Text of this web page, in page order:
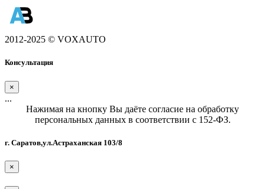
2012-2025 © VOXAUTO
Консультация
×
...
Нажимая на кнопку Вы даёте согласие на обработку
персональных данных в соответствии с 152-ФЗ.
г. Саратов,ул.Астраханская 103/8
×